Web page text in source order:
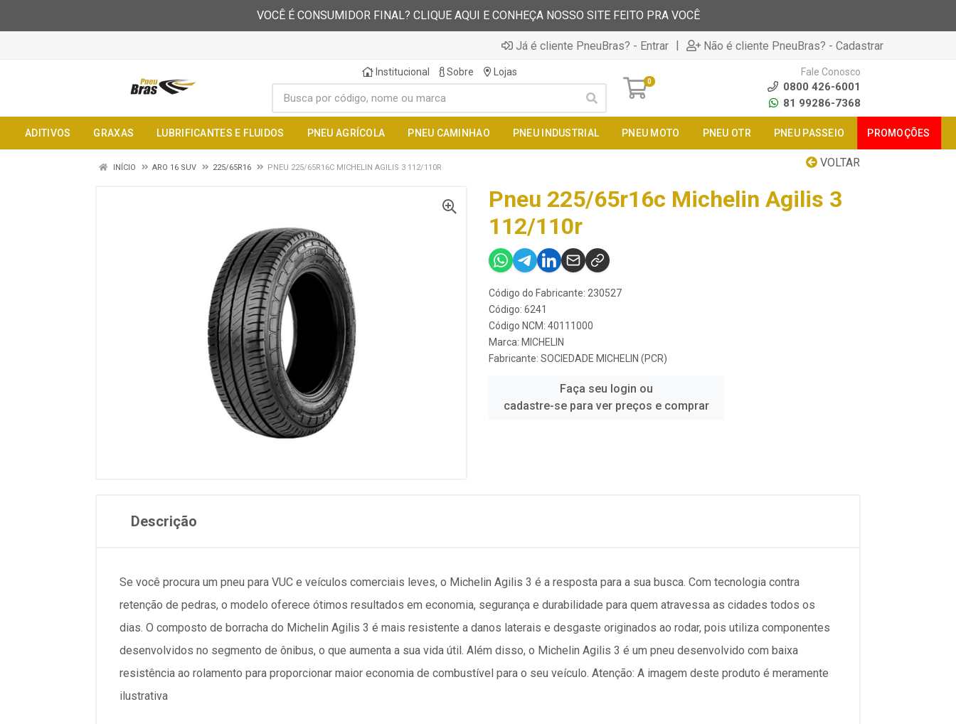
VOCÊ É CONSUMIDOR FINAL? CLIQUE AQUI E CONHEÇA NOSSO SITE FEITO PRA VOCÊ
Já é cliente PneuBras? - Entrar | Não é cliente PneuBras? - Cadastrar
Institucional Sobre Lojas
0
Fale Conosco
0800 426-6001
81 99286-7368
ADITIVOS GRAXAS LUBRIFICANTES E FLUIDOS PNEU AGRÍCOLA PNEU CAMINHAO PNEU INDUSTRIAL PNEU MOTO PNEU OTR PNEU PASSEIO PROMOÇÕES
VOLTAR
INÍCIO ARO 16 SUV 225/65R16 PNEU 225/65R16C MICHELIN AGILIS 3 112/110R
Pneu 225/65r16c Michelin Agilis 3
112/110r
Código do Fabricante: 230527
Código: 6241
Código NCM: 40111000
Marca: MICHELIN
Fabricante: SOCIEDADE MICHELIN (PCR)
Faça seu login ou
cadastre-se para ver preços e comprar
Descrição
Se você procura um pneu para VUC e veículos comerciais leves, o Michelin Agilis 3 é a resposta para a sua busca. Com tecnologia contra
retenção de pedras, o modelo oferece ótimos resultados em economia, segurança e durabilidade para quem atravessa as cidades todos os
dias. O composto de borracha do Michelin Agilis 3 é mais resistente a danos laterais e desgaste originados ao rodar, pois utiliza componentes
desenvolvidos no segmento de ônibus, o que aumenta a sua vida útil. Além disso, o Michelin Agilis 3 é um pneu desenvolvido com baixa
resistência ao rolamento para proporcionar maior economia de combustível para o seu veículo. Atenção: A imagem deste produto é meramente
ilustrativa